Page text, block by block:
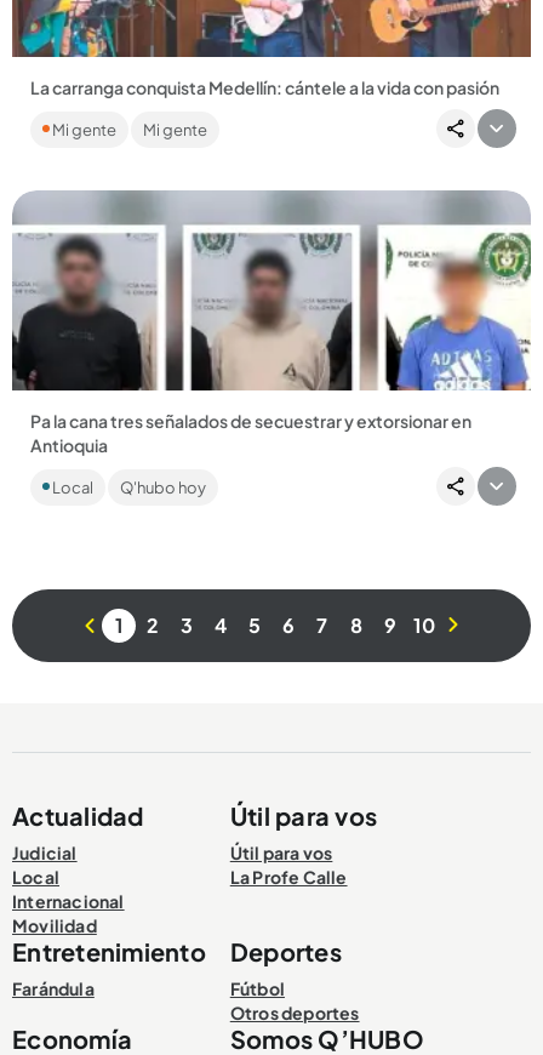
La carranga conquista Medellín: cántele a la vida con pasión
El Grupo de Carranga de la Universidad de Antioquia cautiva
en territorio antioqueño con este género, que tiene su
Mi gente Mi gente
Compartir Noticia
Pa la cana tres señalados de secuestrar y extorsionar en
Antioquia
desempeñaban como supuestos vendedores. Al momento
Local Q'hubo hoy
1 2 3 4 5 6 7 8 9 10
Actualidad
Judicial
Local
Internacional
Movilidad
Útil para vos
Útil para vos
La Profe Calle
Entretenimiento
Farándula
Deportes
Fútbol
Otros deportes
Economía Somos Q’HUBO